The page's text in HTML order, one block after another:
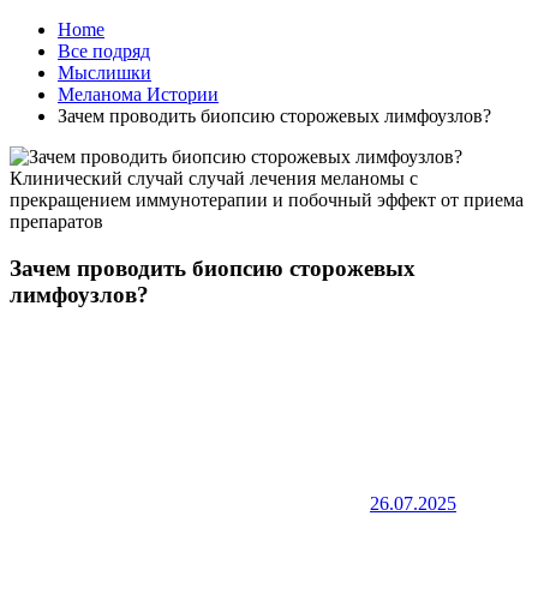
Home
Все подряд
Мыслишки
Меланома Истории
Зачем проводить биопсию сторожевых лимфоузлов?
Зачем проводить биопсию сторожевых
лимфоузлов?
26.07.2025